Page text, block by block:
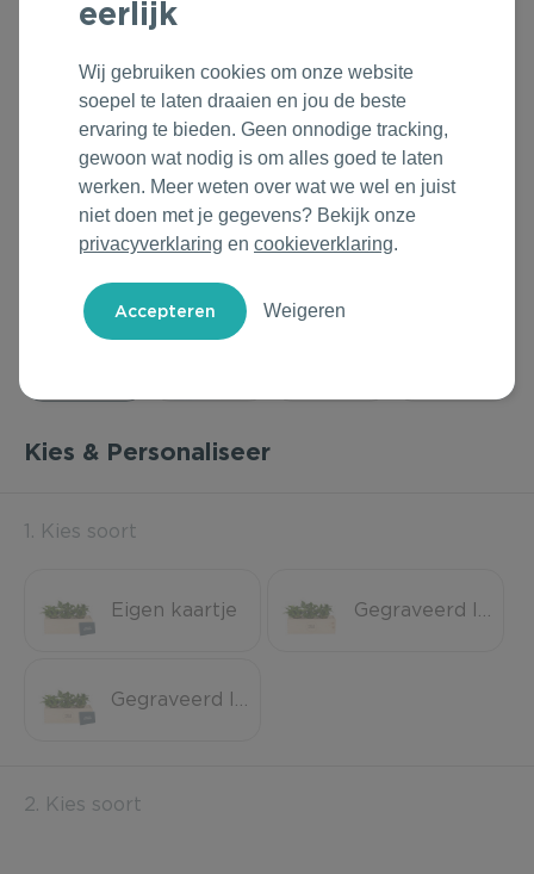
Outdoor & Vrije tijd
Technologie & Gadgets
Home & Living
Duurzame Bestsellers
Daarom Duurzaam
Groene Lente Dagen
Oranjefeest
Vakantie & Zomer
Back to Routine
Herfstmomenten
Sinterklaas
Kerst & Eindejaar
Rituals
Roll'Eat
Stanley/Stella
Tony's Chocolonely
Kies & Personaliseer
1. Kies soort
Eigen kaartje Gegraveerd logo
Gegraveerd logo + eigen kaartje
2. Kies soort
eerlijk
Wij gebruiken cookies om onze website
soepel te laten draaien en jou de beste
ervaring te bieden. Geen onnodige tracking,
gewoon wat nodig is om alles goed te laten
werken. Meer weten over wat we wel en juist
niet doen met je gegevens? Bekijk onze
privacyverklaring en cookieverklaring.
Weigeren